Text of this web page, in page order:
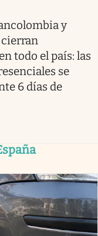
y
todo el país: las
se
6 días de